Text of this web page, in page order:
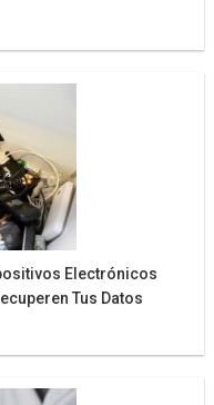
Electrónicos
Tus Datos